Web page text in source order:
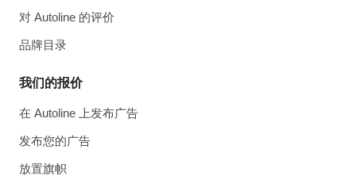
对 Autoline 的评价
品牌目录
我们的报价
在 Autoline 上发布广告
发布您的广告
放置旗帜